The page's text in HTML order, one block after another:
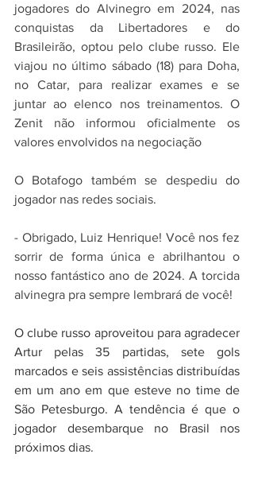
jogadores do Alvinegro em 2024, nas
conquistas da Libertadores e do
Brasileirão, optou pelo clube russo. Ele
viajou no último sábado (18) para Doha,
no Catar, para realizar exames e se
juntar ao elenco nos treinamentos. O
Zenit não informou oficialmente os
valores envolvidos na negociação
O Botafogo também se despediu do
jogador nas redes sociais.
- Obrigado, Luiz Henrique! Você nos fez
sorrir de forma única e abrilhantou o
nosso fantástico ano de 2024. A torcida
alvinegra pra sempre lembrará de você!
O clube russo aproveitou para agradecer
Artur pelas 35 partidas, sete gols
marcados e seis assistências distribuídas
em um ano em que esteve no time de
São Petesburgo. A tendência é que o
jogador desembarque no Brasil nos
próximos dias.